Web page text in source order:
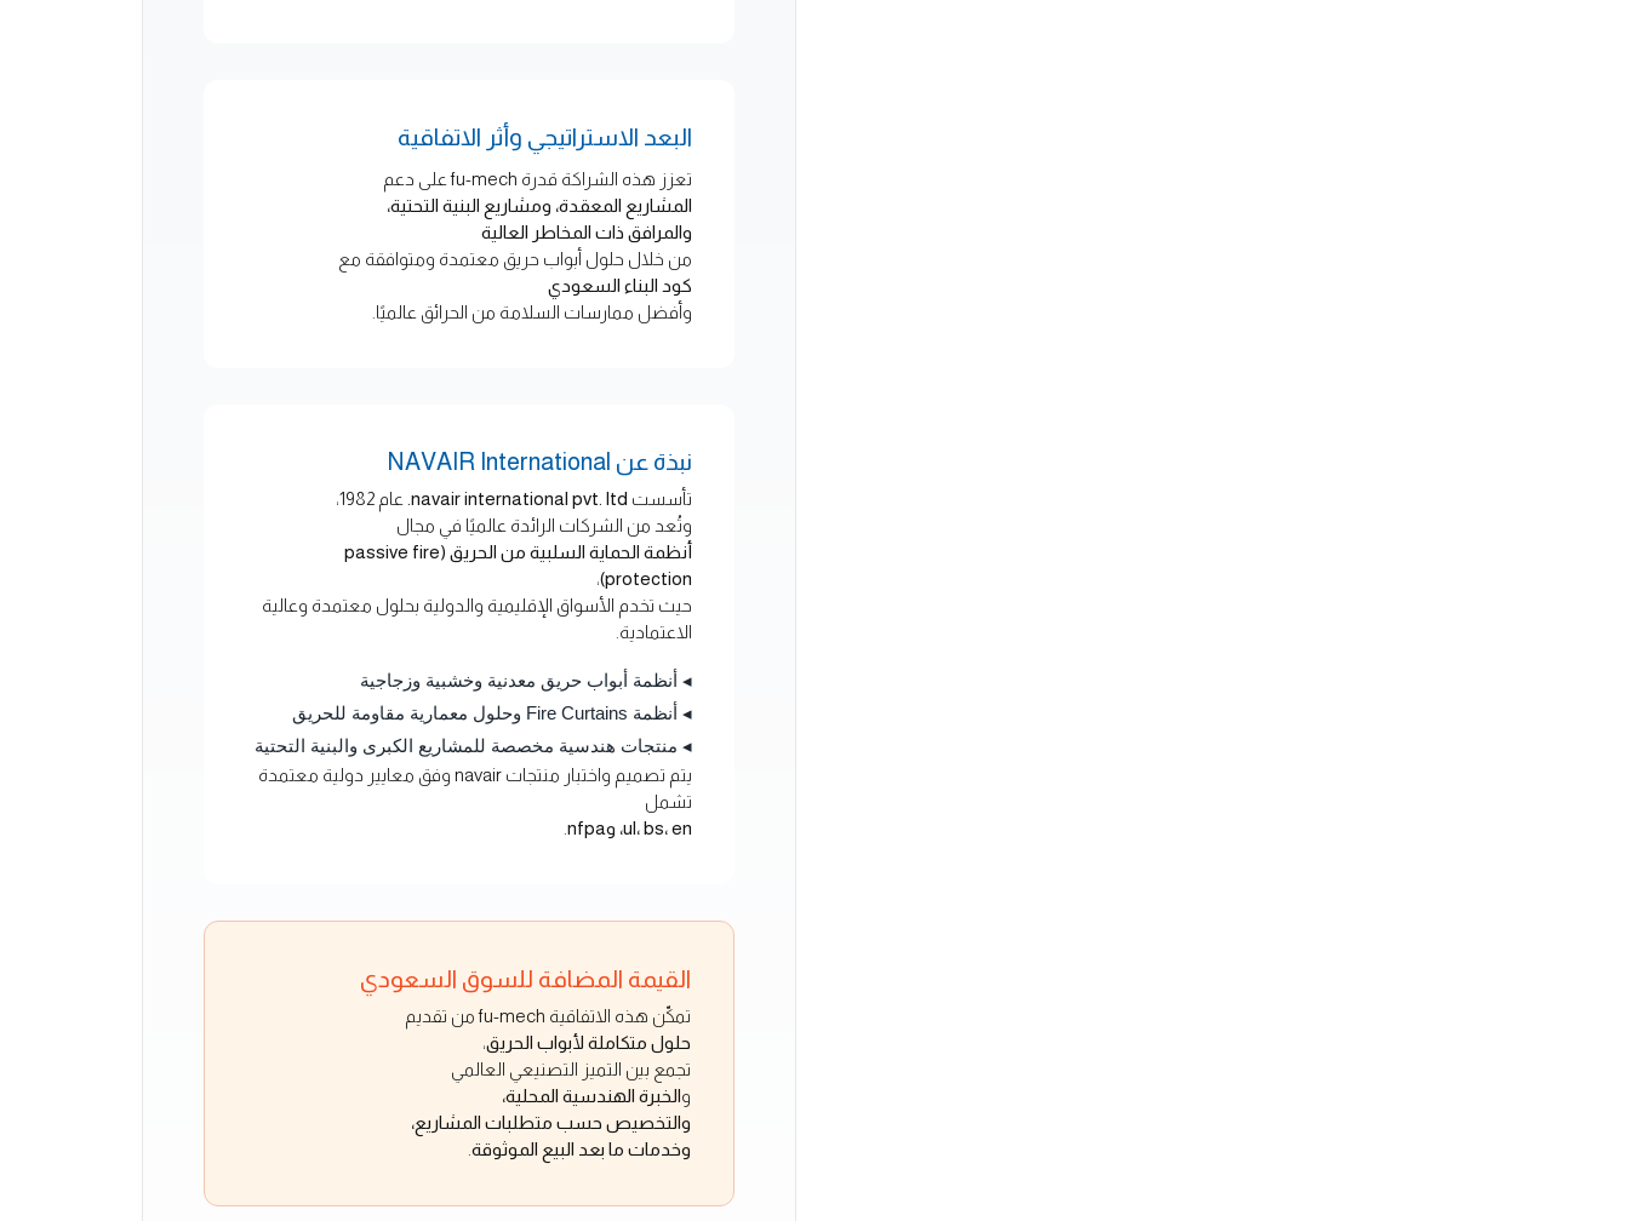
البعد الاستراتيجي وأثر الاتفاقية
تعزز هذه الشراكة قدرة fu-mech على دعم
المشاريع المعقدة، ومشاريع البنية التحتية،
والمرافق ذات المخاطر العالية
من خلال حلول أبواب حريق معتمدة ومتوافقة مع
كود البناء السعودي
وأفضل ممارسات السلامة من الحرائق عالميًا.
نبذة عن NAVAIR International
تأسست navair international pvt. ltd. عام 1982،
وتُعد من الشركات الرائدة عالميًا في مجال
أنظمة الحماية السلبية من الحريق (passive fire
protection) ،
حيث تخدم الأسواق الإقليمية والدولية بحلول معتمدة وعالية
الاعتمادية.
◂ أنظمة أبواب حريق معدنية وخشبية وزجاجية
◂ أنظمة Fire Curtains وحلول معمارية مقاومة للحريق
◂ منتجات هندسية مخصصة للمشاريع الكبرى والبنية التحتية
يتم تصميم واختبار منتجات navair وفق معايير دولية معتمدة
تشمل
ul، bs، en، وnfpa
القيمة المضافة للسوق السعودي
تمكّن هذه الاتفاقية fu-mech من تقديم
حلول متكاملة لأبواب الحريق،
تجمع بين التميز التصنيعي العالمي
والخبرة الهندسية المحلية،
والتخصيص حسب متطلبات المشاريع،
وخدمات ما بعد البيع الموثوقة